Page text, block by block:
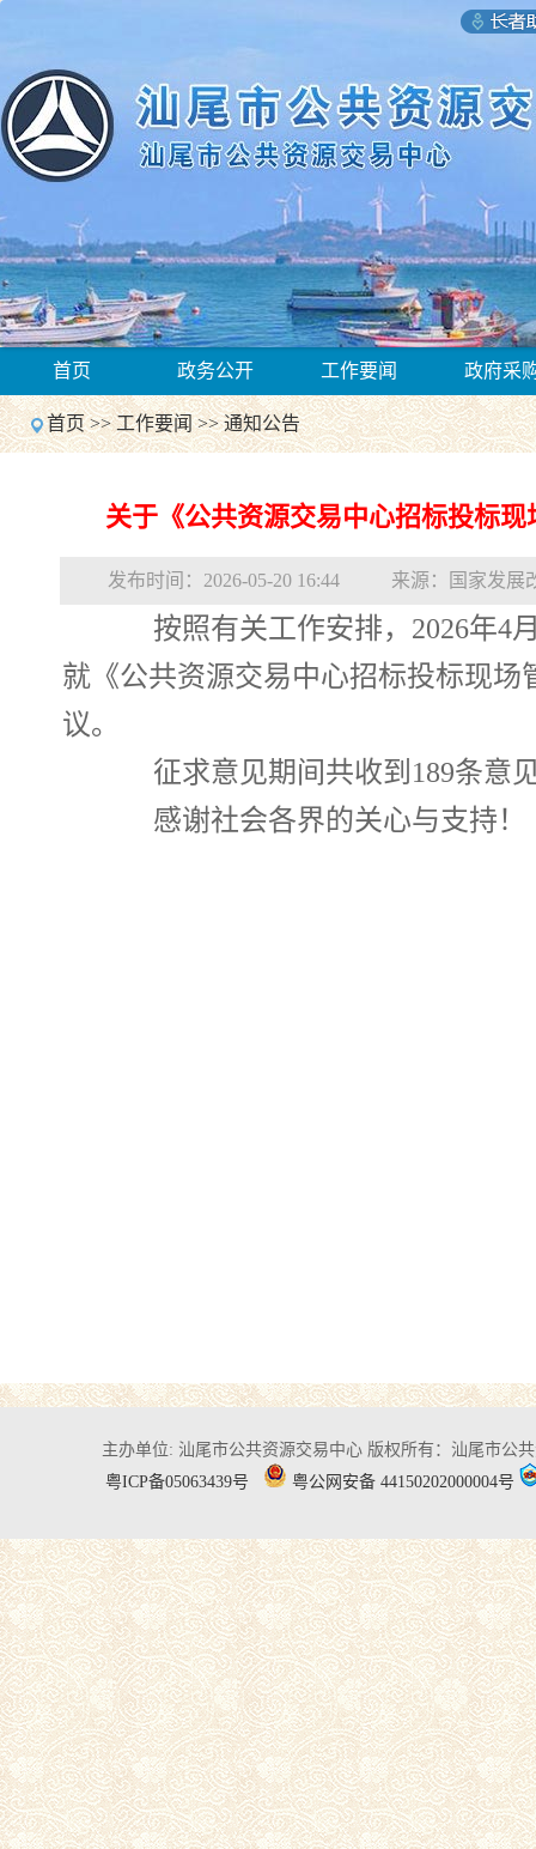
Previous
Next
1
首页 政务公开 工作要闻 政府采
首页>>工作要闻>>通知公告
关于《公共资源交易中心招标投标
发布时间：2026-05-20 16:44 来源：国家发展
按照有关工作安排，2026年4月
就《公共资源交易中心招标投标现
议。
征求意见期间共收到189条意见
感谢社会各界的关心与支持！
主办单位: 汕尾市公共资源交易中心 版权所有：汕尾市公
粤ICP备05063439号
粤公网安备 44150202000004号